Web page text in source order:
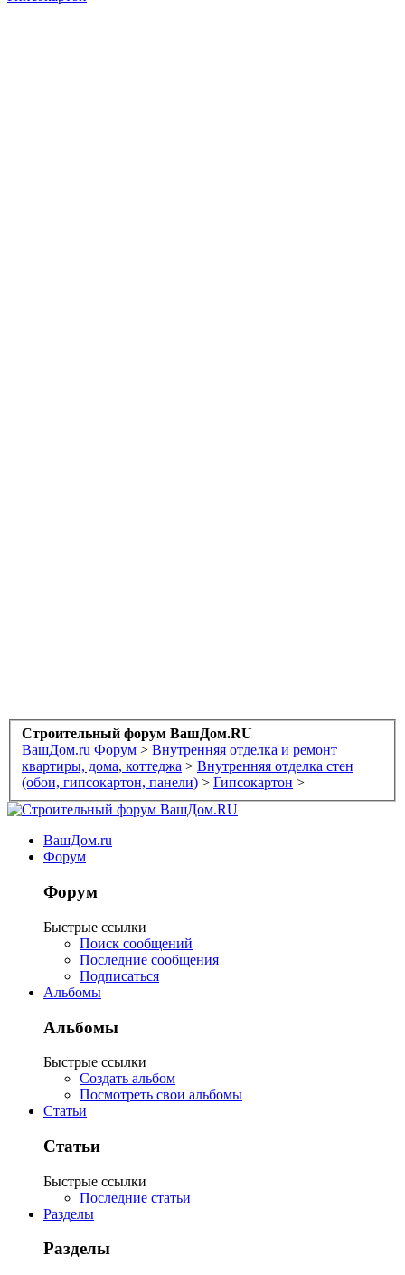
Строительный форум ВашДом.RU
ВашДом.ru Форум > Внутренняя отделка и ремонт
квартиры, дома, коттеджа > Внутренняя отделка стен
(обои, гипсокартон, панели) > Гипсокартон >
ВашДом.ru
Форум
Форум
Быстрые ссылки
Поиск сообщений
Последние сообщения
Подписаться
Альбомы
Альбомы
Быстрые ссылки
Создать альбом
Посмотреть свои альбомы
Статьи
Статьи
Быстрые ссылки
Последние статьи
Разделы
Разделы